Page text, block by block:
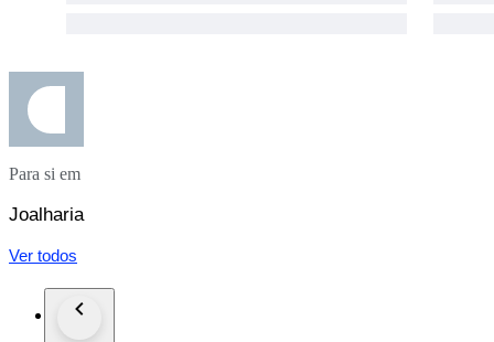
Para si em
Joalharia
Ver todos